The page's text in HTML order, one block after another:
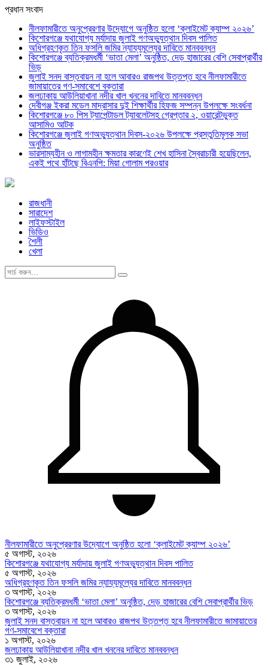
প্রধান সংবাদ
নীলফামারীতে অনুপ্রেরণার উদ্যোগে অনুষ্ঠিত হলো ‘ক্লাইমেট ক্যাম্প ২০২৬’
কিশোরগঞ্জে যথাযোগ্য মর্যাদায় জুলাই গণঅভ্যুত্থান দিবস পালিত
অধিগ্রহণকৃত তিন ফসলি জমির ন্যায্যমূল্যের দাবিতে মানববন্ধন
কিশোরগঞ্জে ব্যতিক্রমধর্মী ‘ভাতা মেলা’ অনুষ্ঠিত, দেড় হাজারের বেশি সেবাপ্রার্থীর
ভিড়
জুলাই সনদ বাস্তবায়ন না হলে আবারও রাজপথ উত্তপ্ত হবে নীলফামারীতে
জামায়াতের গণ-সমাবেশে বক্তারা
জলঢাকায় আউলিয়াখানা নদীর খাল খননের দাবিতে মানববন্ধন
দেবীগঞ্জ ইকরা মডেল মাদ্রাসার দুই শিক্ষার্থীর হিফজ সম্পন্ন উপলক্ষে সংবর্ধনা
কিশোরগঞ্জে ৮০ পিস ট্যাপেন্টাডল ট্যাবলেটসহ গ্রেপ্তার ২, ওয়ারেন্টভুক্ত
আসামিও আটক
কিশোরগঞ্জে জুলাই গণঅভ্যুত্থান দিবস-২০২৬ উপলক্ষে প্রস্তুতিমূলক সভা
অনুষ্ঠিত
ভারসাম্যহীন ও লাগামহীন ক্ষমতার কারণেই শেখ হাসিনা স্বৈরাচারী হয়েছিলেন,
একই পথে হাঁটছে বিএনপি: মিয়া গোলাম পরওয়ার
রাজধানী
সারাদেশ
লাইফস্টাইল
ভিডিও
শৈলী
খেলা
নীলফামারীতে অনুপ্রেরণার উদ্যোগে অনুষ্ঠিত হলো ‘ক্লাইমেট ক্যাম্প ২০২৬’
৫ অগাস্ট, ২০২৬
কিশোরগঞ্জে যথাযোগ্য মর্যাদায় জুলাই গণঅভ্যুত্থান দিবস পালিত
৫ অগাস্ট, ২০২৬
অধিগ্রহণকৃত তিন ফসলি জমির ন্যায্যমূল্যের দাবিতে মানববন্ধন
৩ অগাস্ট, ২০২৬
কিশোরগঞ্জে ব্যতিক্রমধর্মী ‘ভাতা মেলা’ অনুষ্ঠিত, দেড় হাজারের বেশি সেবাপ্রার্থীর ভিড়
৩ অগাস্ট, ২০২৬
জুলাই সনদ বাস্তবায়ন না হলে আবারও রাজপথ উত্তপ্ত হবে নীলফামারীতে জামায়াতের
গণ-সমাবেশে বক্তারা
১ অগাস্ট, ২০২৬
জলঢাকায় আউলিয়াখানা নদীর খাল খননের দাবিতে মানববন্ধন
৩১ জুলাই, ২০২৬